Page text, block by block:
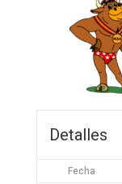
Detalles
Fecha